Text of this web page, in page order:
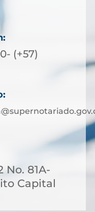
(+57)
No. 81A-
Capital